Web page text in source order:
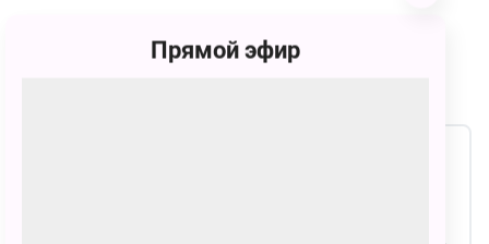
Рекорды в играх
Прямой эфир